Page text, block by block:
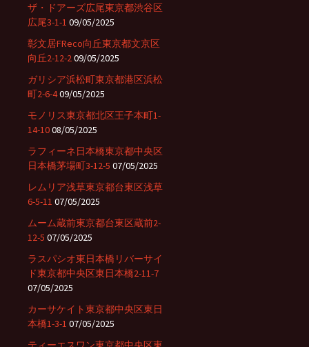
ザ・ドアーズ広尾東京都渋谷区
広尾3-1-1 09/05/2025
彰文居FReco向丘東京都文京区
向丘2-12-209/05/2025
ガリシア浜松町東京都港区浜松
町2-6-409/05/2025
モノリス東京都北区王子本町1-
14-1008/05/2025
ラフィーネ日本橋東京都中央区
日本橋茅場町3-12-5 07/05/2025
レムリア浅草東京都台東区浅草
6-5-11 07/05/2025
ムーム蔵前東京都台東区蔵前2-
12-5 07/05/2025
ラスパシオ東日本橋リバーサイ
ド東京都中央区東日本橋2-11-7
07/05/2025
カーサケイト東京都中央区東日
本橋1-3-1 07/05/2025